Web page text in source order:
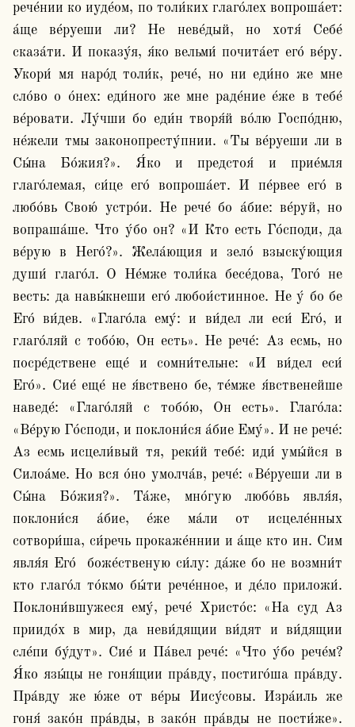
рече́нии ко иуде́ом, по толи́ких глаго́лех вопроша́ет:
а́ще ве́руеши ли? Не неве́дый, но хотя́ Себе́
сказа́ти. И показу́я, я́ко вельми́ почита́ет его́ ве́ру.
Укори́ мя наро́д толи́к, рече́, но ни еди́но же мне
сло́во о о́нех: еди́ного же мне раде́ние е́же в тебе́
ве́ровати. Лу́чши бо еди́н творя́й во́лю Госпо́дню,
не́жели тмы законопресту́пнии. «Ты ве́руеши ли в
Сы́на Бо́жия?». Я́ко и предстоя́ и прие́мля
глаго́лемая, си́це его́ вопроша́ет. И пе́рвее его́ в
любо́вь Свою́ устро́и. Не рече́ бо а́бие: ве́руй, но
вопраша́ше. Что у́бо он? «И Кто есть Го́споди, да
ве́рую в Него́?». Жела́ющия и зело́ взыску́ющия
души́ глаго́л. О Не́мже толи́ка бесе́дова, Того́ не
весть: да навы́кнеши его́ любои́стинное. Не у́ бо бе
Его́ ви́дев. «Глаго́ла ему́: и ви́дел ли еси́ Его́, и
глаго́ляй с тобо́ю, Он есть». Не рече́: Аз есмь, но
посре́дствене еще́ и сомни́тельне: «И ви́дел еси́
Его́». Сие́ еще́ не я́вствено бе, те́мже я́вственейше
наведе́: «Глаго́ляй с тобо́ю, Он есть». Глаго́ла:
«Ве́рую Го́споди, и поклони́ся а́бие Ему́». И не рече́:
Аз есмь исцели́вый тя, реки́й тебе́: иди́ умы́йся в
Силоа́ме. Но вся о́но умолча́в, рече́: «Ве́руеши ли в
Сы́на Бо́жия?». Та́же, мно́гую любо́вь явля́я,
поклони́ся а́бие, е́же ма́ли от исцеле́нных
сотвори́ша, си́речь прокаже́ннии и а́ще кто ин. Сим
явля́я Его́  боже́ственую си́лу: да́же бо не возмни́т
кто глаго́л то́кмо бы́ти рече́нное, и де́ло приложи́.
Поклони́вшужеся ему́, рече́ Христо́с: «На суд Аз
приидо́х в мир, да неви́дящии ви́дят и ви́дящии
сле́пи бу́дут». Сие́ и Па́вел рече́: «Что у́бо рече́м?
Я́ко язы́цы не гоня́щии пра́вду, постиго́ша пра́вду.
Пра́вду же ю́же от ве́ры Иису́совы. Изра́иль же
гоня́ зако́н пра́вды, в зако́н пра́вды не пости́же».